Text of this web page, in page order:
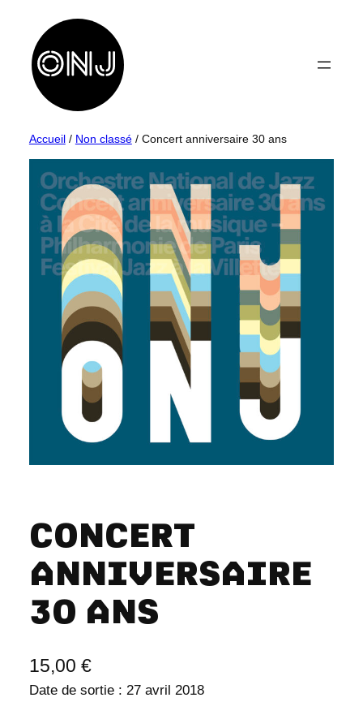
contenu
Accueil/ Non classé/ Concert anniversaire 30 ans
CONCERT
ANNIVERSAIRE
30 ANS
15,00 €
Date de sortie : 27 avril 2018